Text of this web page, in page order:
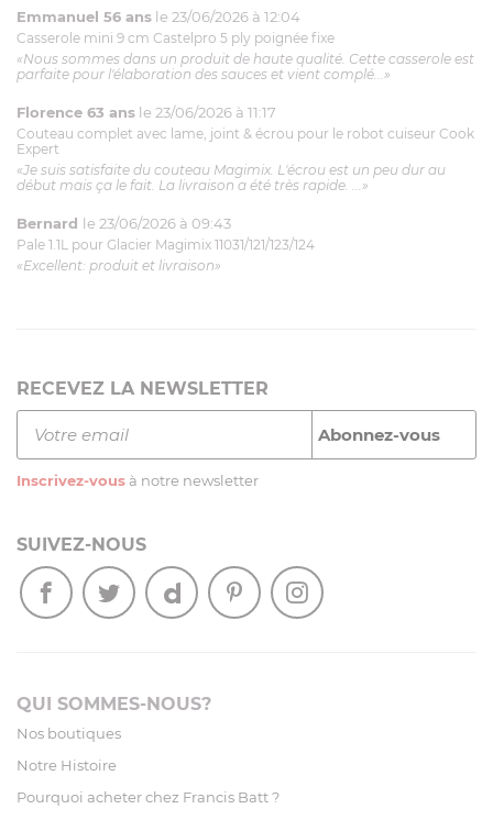
Emmanuel 56 ans le 23/06/2026 à 12:04
Casserole mini 9 cm Castelpro 5 ply poignée fixe
«Nous sommes dans un produit de haute qualité. Cette casserole est
parfaite pour l'élaboration des sauces et vient complé...»
Florence 63 ans le 23/06/2026 à 11:17
Couteau complet avec lame, joint & écrou pour le robot cuiseur Cook
Expert
«Je suis satisfaite du couteau Magimix. L'écrou est un peu dur au
début mais ça le fait. La livraison a été très rapide. ...»
Bernard le 23/06/2026 à 09:43
Pale 1.1L pour Glacier Magimix 11031/121/123/124
«Excellent: produit et livraison»
RECEVEZ LA NEWSLETTER
Inscrivez-vous à notre newsletter
SUIVEZ-NOUS
QUI SOMMES-NOUS?
Nos boutiques
Notre Histoire
Pourquoi acheter chez Francis Batt ?